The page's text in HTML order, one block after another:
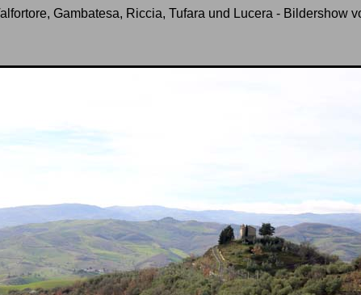
Gambatesa, Riccia, Tufara und Lucera - Bildershow